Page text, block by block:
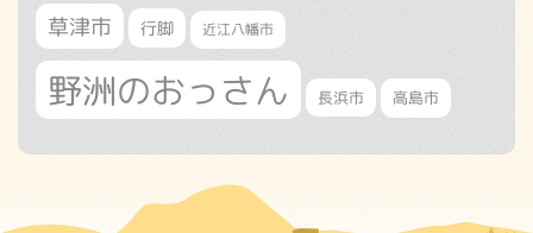
草津市 行脚 近江八幡市
野洲のおっさん 長浜市 高島市